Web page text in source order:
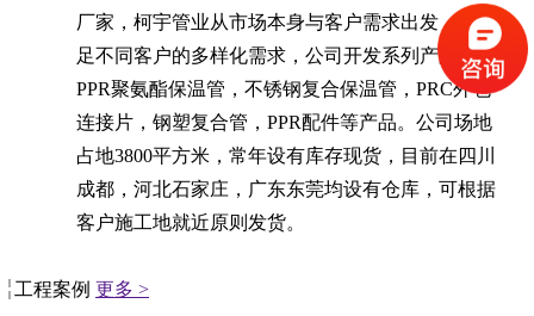
厂家，柯宇管业从市场本身与客户需求出发，为满
足不同客户的多样化需求，公司开发系列产品有：
PPR聚氨酯保温管，不锈钢复合保温管，PRC外包
连接片，钢塑复合管，PPR配件等产品。公司场地
占地3800平方米，常年设有库存现货，目前在四川
成都，河北石家庄，广东东莞均设有仓库，可根据
客户施工地就近原则发货。
工程案例 更多 >